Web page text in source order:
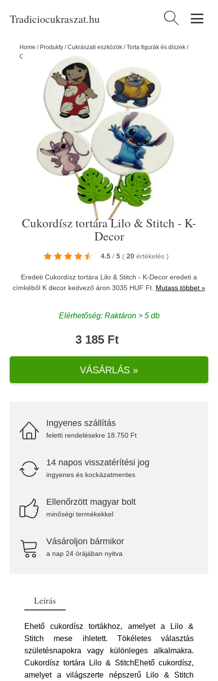
Tradiciocukraszat.hu Keresés:
Home / Produkty /Cukrászati eszközök /Torta figurák és díszek /
Cukordekorációk
/Cukordísz tortára Lilo & Stitch - K-Decor
Cukordísz tortára Lilo & Stitch - K-
Decor
4.5 / 5 ( 20 értékelés )
Eredeti Cukordísz tortára Lilo & Stitch - K-Decor eredeti a
címkéből K decor kedvező áron 3035 HUF Ft. Mutass többet »
Elérhetőség: Raktáron > 5 db
3 185 Ft
VÁSÁRLÁS »
Ingyenes szállítás
feletti rendelésekre 18.750 Ft
14 napos visszatérítési jog
ingyenes és kockázatmentes
Ellenőrzött magyar bolt
minőségi termékekkel
Vásároljon bármikor
a nap 24 órájában nyitva
Leírás
Ehető cukordísz tortákhoz, amelyet a Lilo &
Stitch mese ihletett. Tökéletes választás
születésnapokra vagy különleges alkalmakra.
Cukordísz tortára Lilo & StitchEhető cukordísz,
amelyet a világszerte népszerű Lilo & Stitch